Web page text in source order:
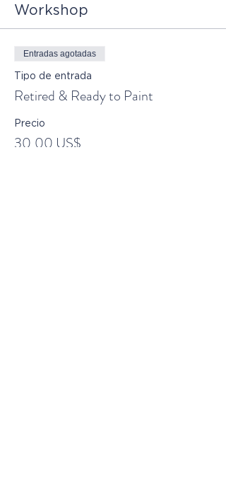
Workshop
Entradas agotadas
Tipo de entrada
Retired & Ready to Paint
Precio
30,00 US$